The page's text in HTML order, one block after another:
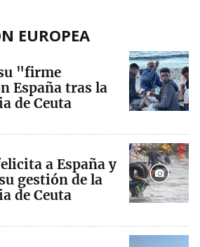
EUROPEA
"firme
España tras la
de Ceuta
a España y
gestión de la
de Ceuta